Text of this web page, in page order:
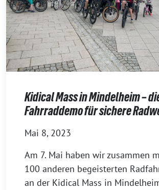
Kidical Mass in Mindelheim –
Fahrraddemo für sichere
Mai 8, 2023
Am 7. Mai haben wir zusammen
100 anderen begeisterten
an der Kidical Mass in